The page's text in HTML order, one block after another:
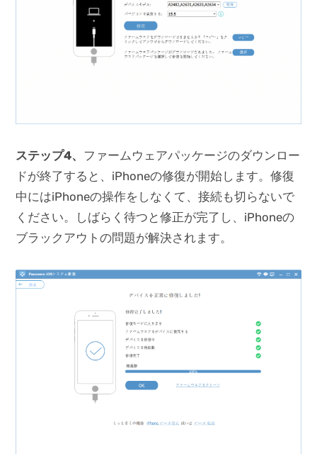
ステップ4、 ファームウェアパッケージのダウンロー
ドが終了すると、iPhoneの修復が開始します。修復
中にはiPhoneの操作をしなくて、接続も切らないで
ください。しばらく待つと修正が完了し、iPhoneの
ブラックアウトの問題が解決されます。